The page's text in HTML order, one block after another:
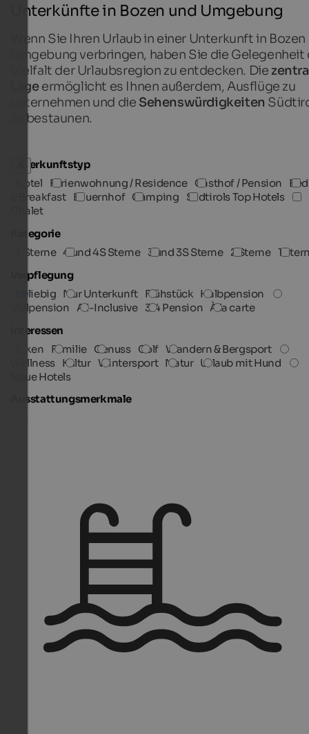
Unterkünfte in Bozen und Umgebung
Wenn Sie Ihren Urlaub in einer Unterkunft in Bozen
Umgebung verbringen, haben Sie die Gelegenheit
Vielfalt der Urlaubsregion zu entdecken. Die
Lageermöglicht es Ihnen außerdem, Ausflüge zu
unternehmen und die Sehenswürdigkeiten
zu bestaunen.
Unterkunftstyp
Hotel
Ferienwohnung / Residence Gasthof / Pension
Bed
& Breakfast Bauernhof Camping
Südtirols Top Hotels
Chalet
Kategorie
5 Sterne 4 und 4S Sterne 3 und 3S Sterne 2 Sterne 1
Verpflegung
Beliebig Nur Unterkunft Frühstück Halbpension
Vollpension All-Inclusive 3/4 Pension À la carte
Interessen
Biken
Familie Genuss Golf Wandern & Bergsport
Wellness Kultur Wintersport Natur Urlaub mit Hund
Neue Hotels
Ausstattungsmerkmale